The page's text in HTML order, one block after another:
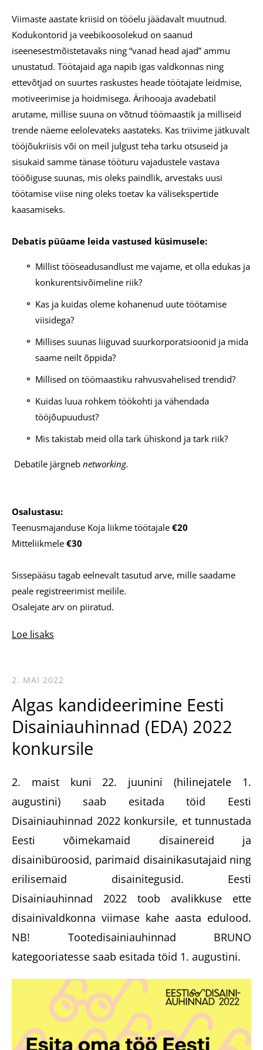
Viimaste aastate kriisid on tööelu jäädavalt muutnud.
Kodukontorid ja veebikoosolekud on saanud
iseenesestmõistetavaks ning “vanad head ajad” ammu
unustatud. Töötajaid aga napib igas valdkonnas ning
ettevõtjad on suurtes raskustes heade töötajate leidmise,
motiveerimise ja hoidmisega. Ärihooaja avadebatil
arutame, millise suuna on võtnud töömaastik ja milliseid
trende näeme eelolevateks aastateks. Kas triivime jätkuvalt
tööjõukriisis või on meil julgust teha tarku otsuseid ja
sisukaid samme tänase tööturu vajadustele vastava
tööõiguse suunas, mis oleks paindlik, arvestaks uusi
töötamise viise ning oleks toetav ka välisekspertide
kaasamiseks.
Debatis püüame leida vastused küsimusele:
Millist tööseadusandlust me vajame, et olla edukas ja
konkurentsivõimeline riik?
Kas ja kuidas oleme kohanenud uute töötamise
viisidega?
Millises suunas liiguvad suurkorporatsioonid ja mida
saame neilt õppida?
Millised on töömaastiku rahvusvahelised trendid?
Kuidas luua rohkem töökohti ja vähendada
tööjõupuudust?
Mis takistab meid olla tark ühiskond ja tark riik?
Debatile järgneb networking.
Osalustasu:
Teenusmajanduse Koja liikme töötajale €20
Mitteliikmele €30
Sissepääsu tagab eelnevalt tasutud arve, mille saadame
peale registreerimist meilile.
Osalejate arv on piiratud.
Loe lisaks
2. MAI 2022
Algas kandideerimine Eesti
Disainiauhinnad (EDA) 2022
konkursile
2. maist kuni 22. juunini (hilinejatele 1.
augustini) saab esitada töid Eesti
Disainiauhinnad 2022 konkursile, et tunnustada
Eesti võimekamaid disainereid ja
disainibüroosid, parimaid disainikasutajaid ning
erilisemaid disainitegusid. Eesti
Disainiauhinnad 2022 toob avalikkuse ette
disainivaldkonna viimase kahe aasta edulood.
NB! Tootedisainiauhinnad BRUNO
kategooriatesse saab esitada töid 1. augustini.